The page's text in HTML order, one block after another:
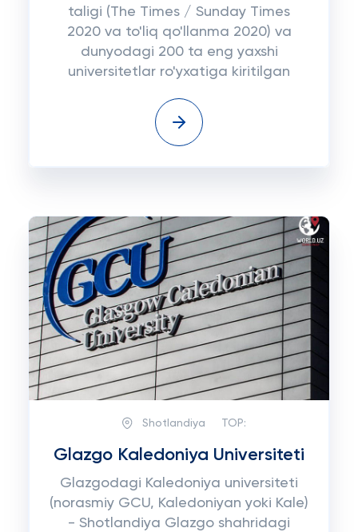
taligi (The Times / Sunday Times
2020 va to'liq qo'llanma 2020) va
dunyodagi 200 ta eng yaxshi
universitetlar ro'yxatiga kiritilgan
Shotlandiya TOP:
Glazgo Kaledoniya Universiteti
Glazgodagi Kaledoniya universiteti
(norasmiy GCU, Kaledoniyan yoki Kale)
- Shotlandiya Glazgo shahridagi